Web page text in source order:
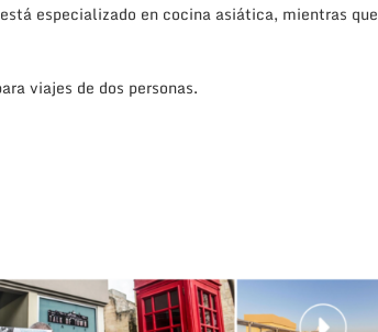
especializado en cocina asiática, mientras que
viajes de dos personas.